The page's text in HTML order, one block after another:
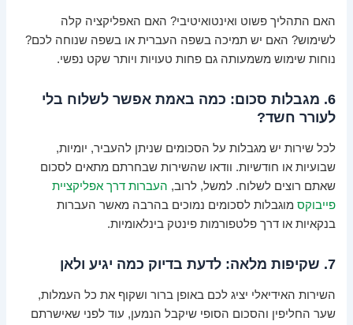
האם התהליך פשוט ואינטואיטיבי? האם האפליקציה קלה
לשימוש? האם יש תמיכה בשפה העברית או בשפה שנוחה לכם?
נוחות שימוש משמעותה גם פחות טעויות ויותר שקט נפשי.
6. מגבלות סכום: כמה באמת אפשר לשלוח בלי
לעורר חשד?
לכל שירות יש מגבלות על הסכומים שניתן להעביר, יומיות,
שבועיות או חודשיות. וודאו שהשירות שבחרתם מתאים לסכום
שאתם רוצים לשלוח. למשל, לרוב, העברות דרך אפליקציית
פייבוקס מוגבלות לסכומים נמוכים בהרבה מאשר העברות
בנקאיות או דרך פלטפורמות פינטק בינלאומיות.
7. שקיפות מלאה: לדעת בדיוק כמה יגיע ולאן
השירות האידיאלי יציג לכם באופן ברור ושקוף את כל העמלות,
שער החליפין והסכום הסופי שיקבל הנמען, עוד לפני שאישרתם